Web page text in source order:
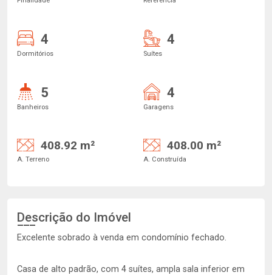
4
Dormitórios
4
Suítes
5
Banheiros
4
Garagens
408.92 m²
A. Terreno
408.00 m²
A. Construída
Descrição do Imóvel
Excelente sobrado à venda em condomínio fechado.
Casa de alto padrão, com 4 suítes, ampla sala inferior em